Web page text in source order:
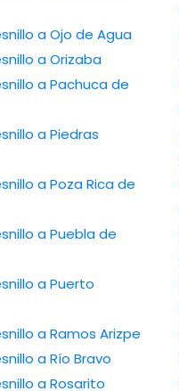
a Ojo de Agua
a Orizaba
a Pachuca de
a Piedras
a Poza Rica de
a Puebla de
a Puerto
a Ramos Arizpe
a Río Bravo
a Rosarito